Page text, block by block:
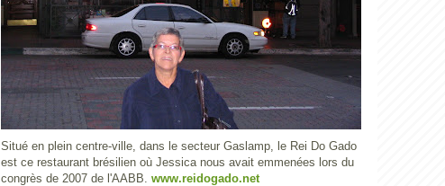
Situé en plein centre-ville, dans le secteur Gaslamp, le Rei Do Gado
est ce restaurant brésilien où Jessica nous avait emmenées lors du
congrès de 2007 de l'AABB. www.reidogado.net